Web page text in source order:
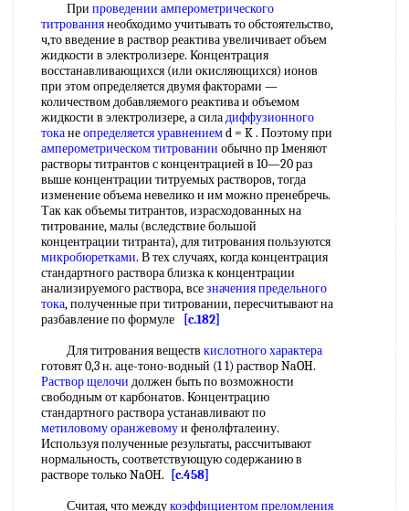
При проведении амперометрического
титрованиянеобходимо учитывать то обстоятельство,
ч,то введение в раствор реактива увеличивает объем
жидкости в электролизере. Концентрация
восстанавливающихся (или окисляющихся) ионов
при этом определяется двумя факторами —
количеством добавляемого реактива и объемом
жидкости в электролизере, а силадиффузионного
токанеопределяется уравнениемd = K . Поэтому при
амперометрическом титровании обычно пр 1меняют
растворы титрантов с концентрацией в 10—20 раз
выше концентрации титруемых растворов, тогда
изменение объема невелико и им можно пренебречь.
Так как объемы титрантов, израсходованных на
титрование, малы (вследствие большой
концентрации титранта), для титрования пользуются
микробюретками. В тех случаях, когда концентрация
стандартного раствора близка к концентрации
анализируемого раствора, всезначения предельного
тока, полученные при титровании, пересчитывают на
разбавление по формуле
[c.182]
Для титрования веществ кислотного характера
готовят 0,3 н. аце-тоно-водный (1 1) раствор NaOH.
Раствор щелочи должен быть по возможности
свободным от карбонатов. Концентрацию
стандартного раствора устанавливают по
метиловому оранжевомуи фенолфталеину.
Используя полученные результаты, рассчитывают
нормальность, соответствующую содержанию в
растворе только NaOH.
[c.458]
Считая, что междукоэффициентом преломления